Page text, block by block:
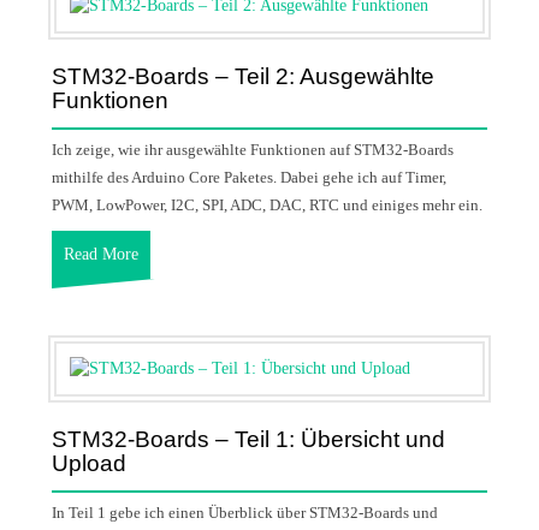
STM32-Boards – Teil 2: Ausgewählte
Funktionen
Ich zeige, wie ihr ausgewählte Funktionen auf STM32-Boards
mithilfe des Arduino Core Paketes. Dabei gehe ich auf Timer,
PWM, LowPower, I2C, SPI, ADC, DAC, RTC und einiges mehr ein.
Read More
STM32-Boards – Teil 1: Übersicht und
Upload
In Teil 1 gebe ich einen Überblick über STM32-Boards und